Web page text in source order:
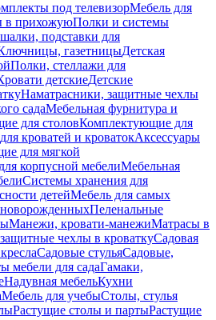
под телевизорМебель для
в прихожуюПолки и системы
подставки для
газетницыДетская
Полки, стеллажи для
детскиеДетские
Наматрасники, защитные чехлы
садаМебельная фурнитура и
для столовКомплектующие для
кроватей и кроватокАксессуары
для мягкой
корпусной мебелиМебельная
Системы хранения для
детейМебель для самых
Пеленальные
Манежи, кровати-манежиМатрасы в
чехлы в кроваткуСадовая
Садовые стульяСадовые,
мебели для садаГамаки,
Надувная мебельКухни
Мебель для учебыСтолы, стулья
Растущие столы и партыРастущие